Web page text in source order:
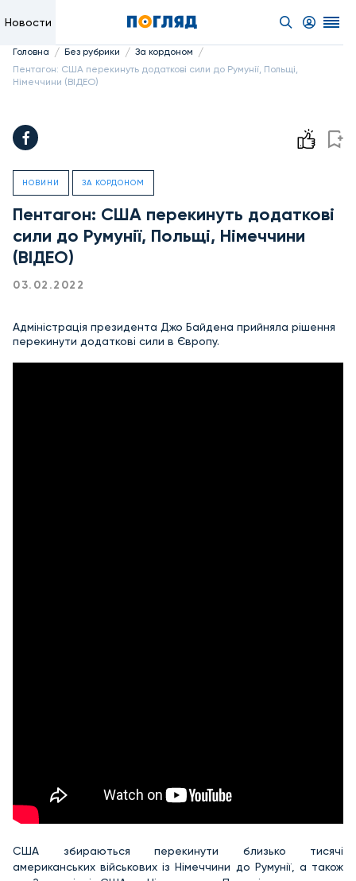
Новости
Головна / Без рубрики / За кордоном /
Пентагон: США перекинуть додаткові сили до Румунії, Польщі,
Німеччини (ВІДЕО)
НОВИНИ ЗА КОРДОНОМ
Пентагон: США перекинуть додаткові
сили до Румунії, Польщі, Німеччини
(ВІДЕО)
03.02.2022
Адміністрація президента Джо Байдена прийняла рішення
перекинути додаткові сили в Європу.
США збираються перекинути близько тисячі
американських військових із Німеччини до Румунії, а також